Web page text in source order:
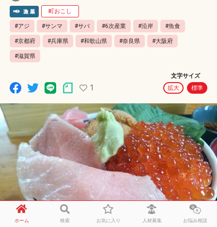
町おこし
#アジ #サンマ #サバ #6次産業 #沿岸 #魚食
#京都府 #兵庫県 #和歌山県 #奈良県 #大阪府
#滋賀県
1
文字サイズ
拡大
標準
ホーム 検索 お気に入り 人材募集 お悩み相談